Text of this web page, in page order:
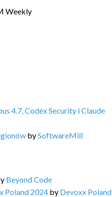
Weekly
4.7, Codex Security i Claude
bySoftwareMill
Beyond Code
Poland 2024 by Devoxx Poland